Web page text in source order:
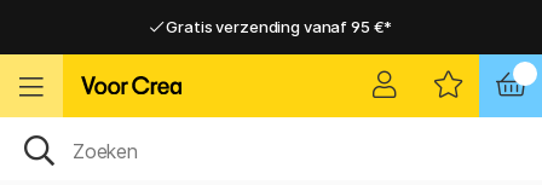
Gratis verzending vanaf 95 €*
Gratis verzending vanaf 95 €*